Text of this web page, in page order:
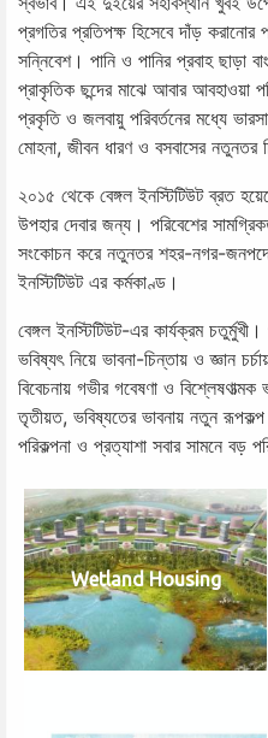
প্রগতির প্রতিপক্ষ হিসেবে দাঁড়
সন্নিবেশ। পানি ও পানির প্রবাহ ছাড়া
প্রাকৃতিক ছন্দের মাঝে আবার আবহাওয়া
প্রকৃতি ও জলবায়ু পরিবর্তনের মধ্যে
মোহনা, জীবন ধারণ ও বসবাসের নতুনতর
২০১৫ থেকে বেঙ্গল ইনস্টিটিউট ব্রত
উপহার দেবার জন্য। পরিবেশের
সংকোচন করে নতুনতর শহর-নগর-
ইনস্টিটিউট এর কর্মকাণ্ড।
বেঙ্গল ইনস্টিটিউট-এর কার্যক্রম
ভবিষ্যৎ নিয়ে ভাবনা-চিন্তায় ও জ্ঞান
বিবেচনায় গভীর গবেষণা ও বিশ্লেষণাত্মক
তৃতীয়ত, ভবিষ্যতের ভাবনায় নতুন
পরিকল্পনা ও প্রত্যাশা সবার সামনে বড়
Wetland Housing